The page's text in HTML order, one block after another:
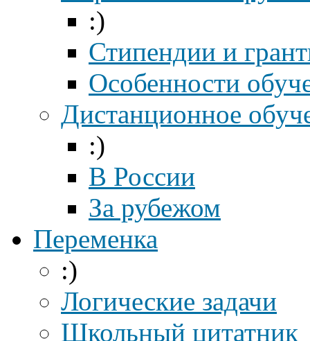
:)
Стипендии и
Особенности
Дистанционное
:)
В России
За рубежом
Переменка
:)
Логические задачи
Школьный цитатник